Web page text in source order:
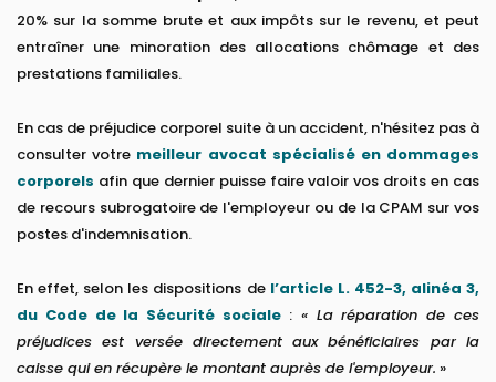
20% sur la somme brute et aux impôts sur le revenu, et peut
entraîner une minoration des allocations chômage et des
prestations familiales.
En cas de préjudice corporel suite à un accident, n'hésitez pas à
consulter votre meilleur avocat spécialisé en dommages
corporels afin que dernier puisse faire valoir vos droits en cas
de recours subrogatoire de l'employeur ou de la CPAM sur vos
postes d'indemnisation.
En effet, selon les dispositions de l’article L. 452-3, alinéa 3,
du Code de la Sécurité sociale :« La réparation de ces
préjudices est versée directement aux bénéficiaires par la
caisse qui en récupère le montant auprès de l'employeur. »